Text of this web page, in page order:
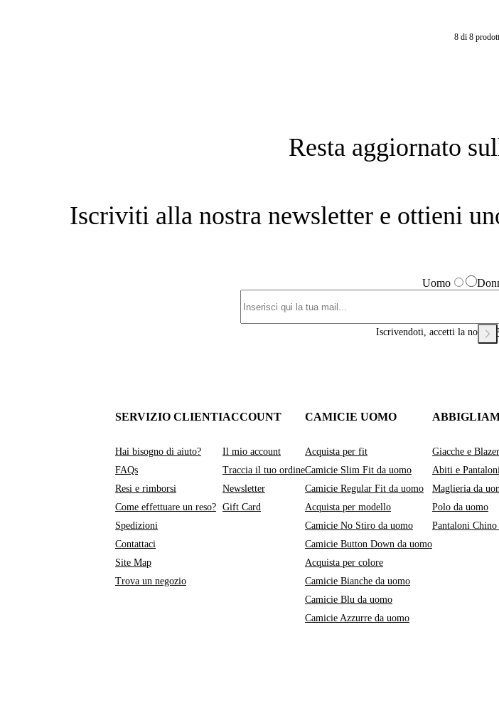
8di 8
Resta aggiornato
Iscriviti alla nostra newsletter e ottieni
Uomo
Iscrivendoti, accetti la nostra
SERVIZIO CLIENTI
Hai bisogno di aiuto?
FAQs
Resi e rimborsi
Come effettuare un reso?
Spedizioni
Contattaci
Site Map
Trova un negozio
ACCOUNT
Il mio account
Traccia il tuo ordine
Newsletter
Gift Card
CAMICIE UOMO
Acquista per fit
Camicie Slim Fit da uomo
Camicie Regular Fit da uomo
Acquista per modello
Camicie No Stiro da uomo
Camicie Button Down da uomo
Acquista per colore
Camicie Bianche da uomo
Camicie Blu da uomo
Camicie Azzurre da uomo
Giacche e
Abiti e
Maglieria da
Polo da uomo
Pantaloni Chino